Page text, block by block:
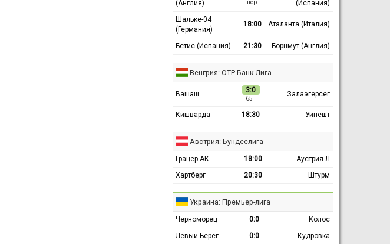
(Англия)
пер.
(Испания)
Шальке-04
(Германия)
18:00 Аталанта (Италия)
Бетис (Испания) 21:30 Борнмут (Англия)
Венгрия: ОТР Банк Лига
Вашаш 3:0
65 ′
Залаэгерсег
Кишварда 18:30 Уйпешт
Австрия: Бундеслига
Грацер АК 18:00
Аустрия Л
Хартберг
20:30 Штурм
Украина: Премьер-лига
Черноморец 0:0
Колос
Левый Берег
0:0
Кудровка